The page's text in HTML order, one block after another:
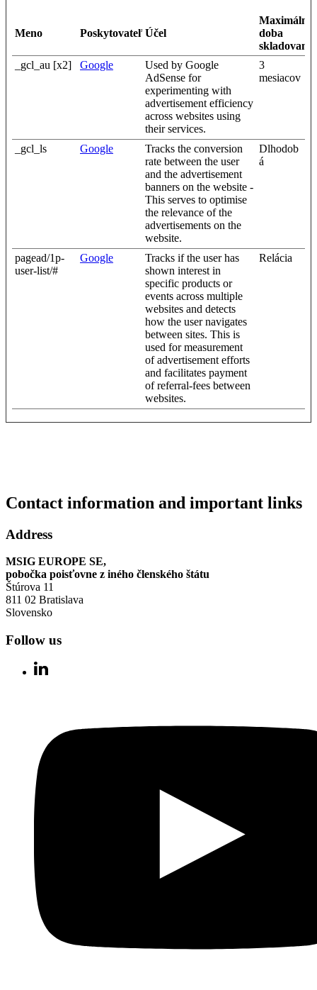
Meno Poskytovateľ Účel
Maximálna
doba
skladovania
_gcl_au [x2]
Google
Used by Google
AdSense for
experimenting with
advertisement efficiency
across websites using
their services.
3
mesiacov
_gcl_ls Google
Tracks the conversion
rate between the user
and the advertisement
banners on the website -
This serves to optimise
the relevance of the
advertisements on the
website.
Dlhodob
á
pagead/1p-
user-list/#
Google
Tracks if the user has
shown interest in
specific products or
events across multiple
websites and detects
how the user navigates
between sites. This is
used for measurement
of advertisement efforts
and facilitates payment
of referral-fees between
websites.
Relácia
Contact information and important links
Address
MSIG EUROPE SE,
pobočka poisťovne z iného členského štátu
Štúrova 11
811 02 Bratislava
Slovensko
Follow us